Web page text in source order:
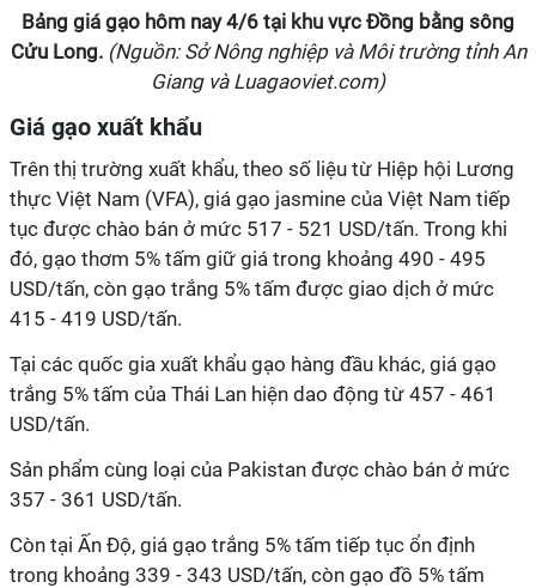
Bảng giá gạo hôm nay4/6 tại khu vực Đồng bằng sông
Cửu Long. (Nguồn: Sở Nông nghiệp và Môi trường tỉnh An
Giang và Luagaoviet.com)
Giá gạo xuất khẩu
Trên thị trường xuất khẩu, theo số liệu từ Hiệp hội Lương
thực Việt Nam (VFA), giá gạo jasmine của Việt Nam tiếp
tục được chào bán ở mức 517 - 521 USD/tấn. Trong khi
đó, gạo thơm 5% tấm giữ giá trong khoảng 490 - 495
USD/tấn, còn gạo trắng 5% tấm được giao dịch ở mức
415 - 419 USD/tấn.
Tại các quốc gia xuất khẩu gạo hàng đầu khác, giá gạo
trắng 5% tấm của Thái Lan hiện dao động từ 457 - 461
USD/tấn.
Sản phẩm cùng loại của Pakistan được chào bán ở mức
357 - 361 USD/tấn.
Còn tại Ấn Độ, giá gạo trắng 5% tấm tiếp tục ổn định
trong khoảng 339 - 343 USD/tấn, còn gạo đồ 5% tấm